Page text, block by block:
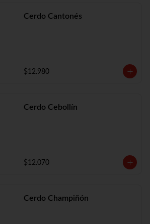
Cerdo Cantonés
$12.980
Cerdo Cebollín
$12.070
Cerdo Champiñón